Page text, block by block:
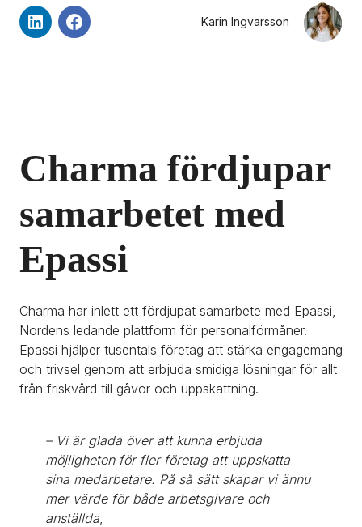
Karin Ingvarsson
Charma fördjupar
samarbetet med
Epassi
Charma har inlett ett fördjupat samarbete med Epassi,
Nordens ledande plattform för personalförmåner.
Epassi hjälper tusentals företag att stärka engagemang
och trivsel genom att erbjuda smidiga lösningar för allt
från friskvård till gåvor och uppskattning.
– Vi är glada över att kunna erbjuda
möjligheten för fler företag att uppskatta
sina medarbetare. På så sätt skapar vi ännu
mer värde för både arbetsgivare och
anställda